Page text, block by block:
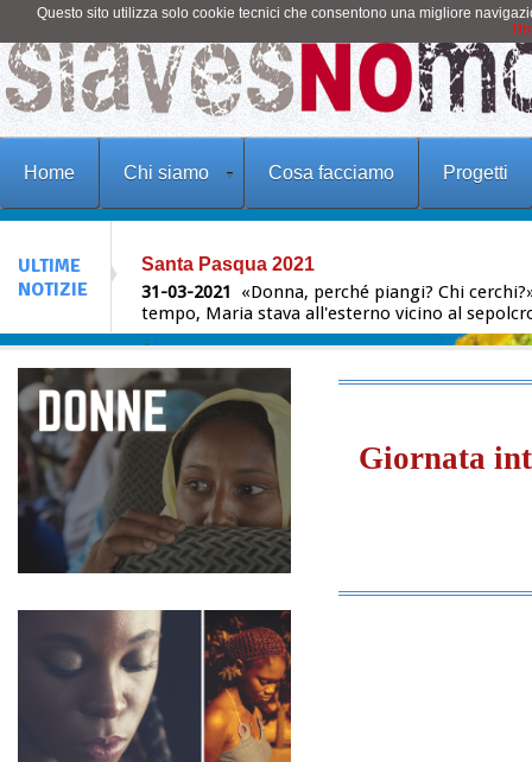
Home Chi siamo Cosa facciamo Progetti
ULTIME
NOTIZIE
Santa Pasqua 2021
31-03-2021
«Donna, perché piangi? Chi
tempo, Maria stava all'esterno vicino al
Webinar E' Ora! Tratta, Sfruttamento,
10-03-2021di seguito il link alla Scheda di
Giornata Internazionale della Donna
08-03-2021
Un video che ricorda l'importanza
perpetrata ai danni delle donne! https://
Pietro Bartolo: «Nel campo di Lipa ho
18-02-2021L’ ex medico di Lampedusa, oggi
scorsi ha visitato la tendopoli bosniaca, al
Covid peggiora la tratta di esseri umani,
12-04-2021Di seguito un articolo di
Giornata
Questo sito utilizza solo cookie tecnici che consentono una migliore